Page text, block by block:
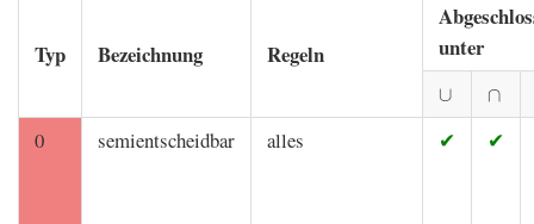
Typ Bezeichnung Regeln
unter
∪
∪ ∩
∩
0
semientscheidbar alles ✔ ✔